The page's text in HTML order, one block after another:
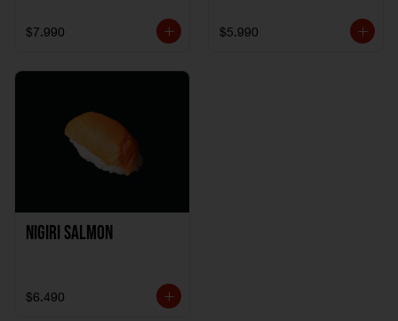
$7.990 $5.990
Nigiri Salmon
$6.490